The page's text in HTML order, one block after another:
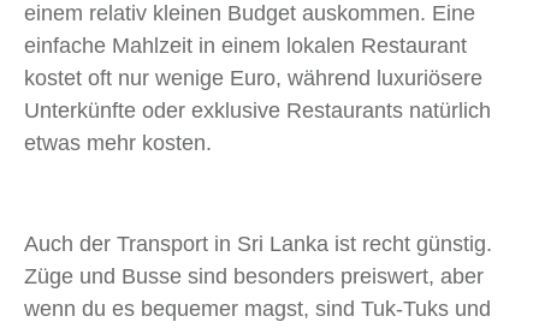
einem relativ kleinen Budget auskommen. Eine
einfache Mahlzeit in einem lokalen Restaurant
kostet oft nur wenige Euro, während luxuriösere
Unterkünfte oder exklusive Restaurants natürlich
etwas mehr kosten.
Auch der Transport in Sri Lanka ist recht günstig.
Züge und Busse sind besonders preiswert, aber
wenn du es bequemer magst, sind Tuk-Tuks und